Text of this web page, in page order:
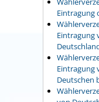
Eintragung
Eintragung
Eintragung
Deutschen